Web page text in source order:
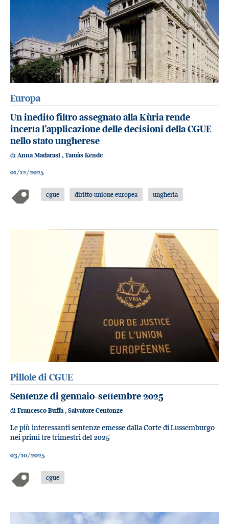
Europa
Un inedito filtro assegnato alla Kùria rende
incerta l’applicazione delle decisioni della CGUE
nello stato ungherese
di Anna Madarasi , Tamàs Kende
01/12/2025
cgue diritto unione europea ungheria
Pillole di CGUE
Sentenze di gennaio-settembre 2025
di Francesco Buffa, Salvatore Centonze
Le più interessanti sentenze emesse dalla Corte di Lussemburgo
nei primi tre trimestri del 2025
03/10/2025
cgue